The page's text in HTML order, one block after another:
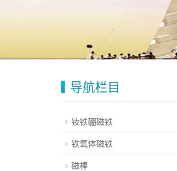
导航栏目
钕铁硼磁铁
铁氧体磁铁
磁棒